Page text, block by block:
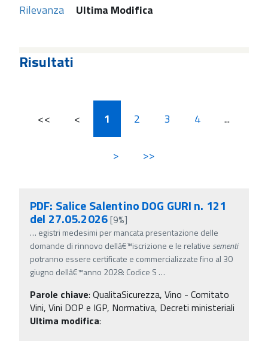
Rilevanza Ultima Modifica
Risultati
<< < 1 2 3 4 ...
> >>
PDF: Salice Salentino DOG GURI n. 121
del 27.05.2026[9%]
… egistri medesimi per mancata presentazione delle
domande di rinnovo dellâ€™iscrizione e le relative sementi
potranno essere certificate e commercializzate fino al 30
giugno dellâ€™anno 2028: Codice S …
Parole chiave: QualitaSicurezza, Vino - Comitato
Vini, Vini DOP e IGP, Normativa, Decreti ministeriali
Ultima modifica: